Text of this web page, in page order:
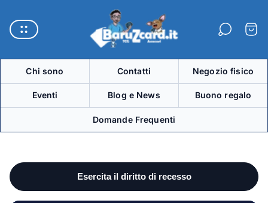
del
negozio"
Chi sono Contatti Negozio fisico
Eventi Blog e News Buono regalo
Domande Frequenti